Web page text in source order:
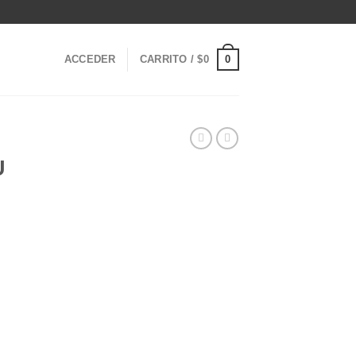
ACCEDER CARRITO /$0 0